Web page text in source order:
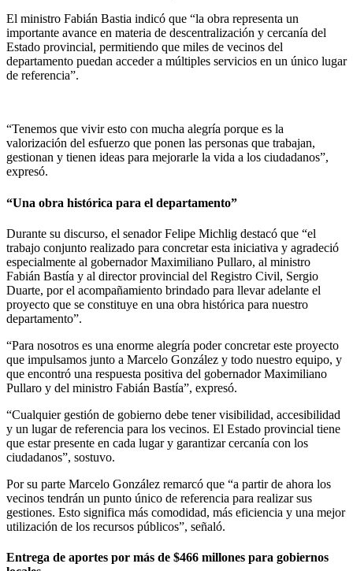
El ministro Fabián Bastia indicó que “la obra representa un
importante avance en materia de descentralización y cercanía del
Estado provincial, permitiendo que miles de vecinos del
departamento puedan acceder a múltiples servicios en un único lugar
de referencia”.
“Tenemos que vivir esto con mucha alegría porque es la
valorización del esfuerzo que ponen las personas que trabajan,
gestionan y tienen ideas para mejorarle la vida a los ciudadanos”,
expresó.
“Una obra histórica para el departamento”
Durante su discurso, el senador Felipe Michlig destacó que “el
trabajo conjunto realizado para concretar esta iniciativa y agradeció
especialmente al gobernador Maximiliano Pullaro, al ministro
Fabián Bastía y al director provincial del Registro Civil, Sergio
Duarte, por el acompañamiento brindado para llevar adelante el
proyecto que se constituye en una obra histórica para nuestro
departamento”.
“Para nosotros es una enorme alegría poder concretar este proyecto
que impulsamos junto a Marcelo González y todo nuestro equipo, y
que encontró una respuesta positiva del gobernador Maximiliano
Pullaro y del ministro Fabián Bastía”, expresó.
“Cualquier gestión de gobierno debe tener visibilidad, accesibilidad
y un lugar de referencia para los vecinos. El Estado provincial tiene
que estar presente en cada lugar y garantizar cercanía con los
ciudadanos”, sostuvo.
Por su parte Marcelo González remarcó que “a partir de ahora los
vecinos tendrán un punto único de referencia para realizar sus
gestiones. Esto significa más comodidad, más eficiencia y una mejor
utilización de los recursos públicos”, señaló.
Entrega de aportes por más de $466 millones para gobiernos